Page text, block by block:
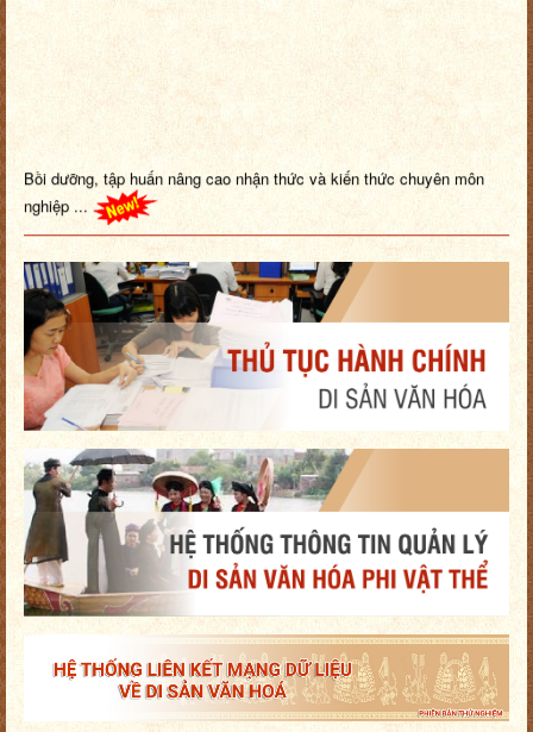
Bồi dưỡng, tập huấn nâng cao nhận thức và kiến thức chuyên môn
nghiệp ...
Trang Thông tin điện tử đang trong quá trình nâng cấp. Tổ chức, cá
nhâ...